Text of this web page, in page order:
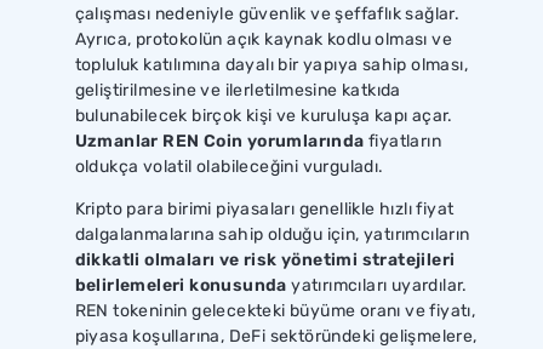
çalışması nedeniyle güvenlik ve şeffaflık sağlar.
Ayrıca, protokolün açık kaynak kodlu olması ve
topluluk katılımına dayalı bir yapıya sahip olması,
geliştirilmesine ve ilerletilmesine katkıda
bulunabilecek birçok kişi ve kuruluşa kapı açar.
Uzmanlar REN Coin yorumlarında fiyatların
oldukça volatil olabileceğini vurguladı.
Kripto para birimi piyasaları genellikle hızlı fiyat
dalgalanmalarına sahip olduğu için, yatırımcıların
dikkatli olmaları ve risk yönetimi stratejileri
belirlemeleri konusunda yatırımcıları uyardılar.
REN tokeninin gelecekteki büyüme oranı ve fiyatı,
piyasa koşullarına, DeFi sektöründeki gelişmelere,